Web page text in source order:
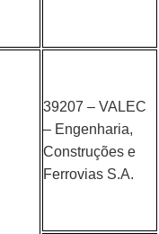
39207 – VALEC
– Engenharia,
Construções e
Ferrovias S.A.